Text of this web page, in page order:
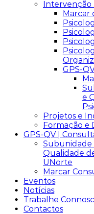
Intervenção
Marcar
GPS-
e
Projetos e
Formação e
GPS-QV |
Subunidade
Qualidade
UNorte
Marcar
Eventos
Notícias
Trabalhe
Contactos